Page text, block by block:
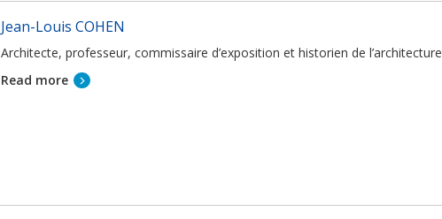
Jean-Louis COHEN
Architecte, professeur, commissaire d’exposition et historien de l’architecture
Read more